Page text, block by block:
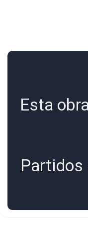
Esta
Partidos